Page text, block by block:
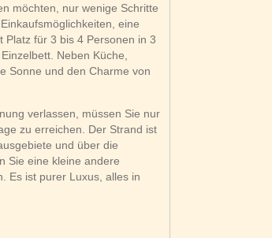
möchten, nur wenige Schritte
eine
Platz für 3 bis 4 Personen in 3
Neben Küche,
Sonne und den Charme von
verlassen, müssen Sie nur
zu erreichen. Der Strand ist
und über die
Sie eine kleine andere
Es ist purer Luxus, alles in